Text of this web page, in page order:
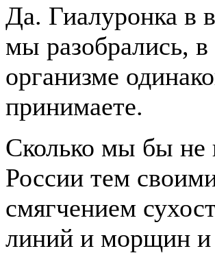
Да. Гиалуронка в
мы разобрались, в
организме
принимаете.
Сколько мы бы не
России тем
смягчением
линий и морщин и